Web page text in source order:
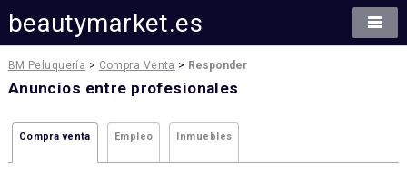
beautymarket.es
BM Peluquería > Compra Venta > Responder
Anuncios entre profesionales
Compra venta Empleo Inmuebles